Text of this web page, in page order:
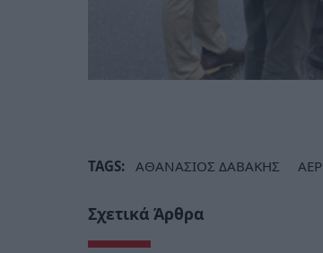
TAGS: ΑΘΑΝΑΣΙΟΣ ΔΑΒΑΚΗΣ
Σχετικά Άρθρα